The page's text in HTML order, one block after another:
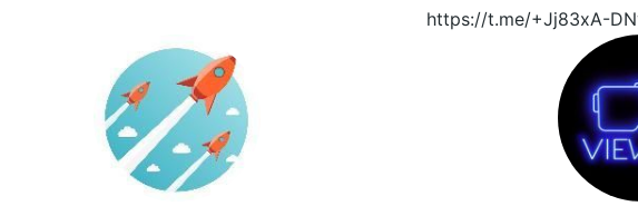
https://t.me/+Jj83xA-